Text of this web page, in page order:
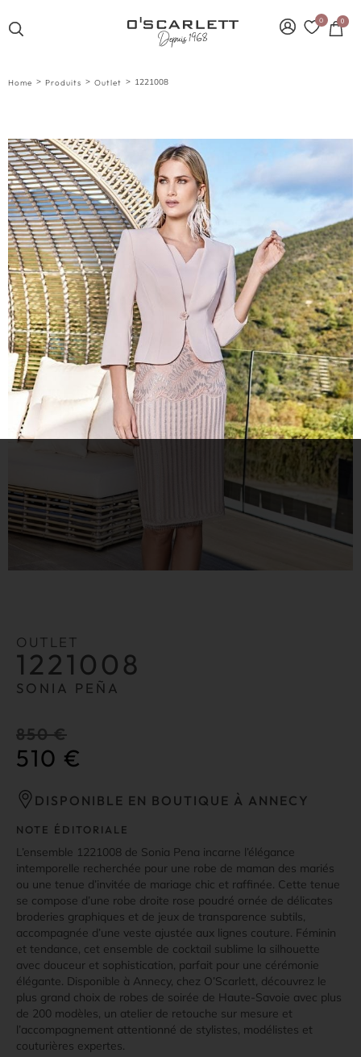
0 0
Home > Produits > Outlet > 1221008
OUTLET
1221008
SONIA PEÑA
850€
510 €
DISPONIBLE EN BOUTIQUE À ANNECY
NOTE ÉDITORIALE
L’ensemble 1221008 de Sonia Pena incarne l’élégance
intemporelle recherchée pour une robe de maman des mariés
ou une tenue d’invitée de mariage chic et raffinée. Cette tenue
se compose d’une robe droite rose poudré ornée de délicates
broderies graphiques et de jeux de transparence subtils,
accompagnée d’une veste ajustée aux lignes couture. Féminin
et tendance, cet ensemble de cocktail sublime la silhouette
avec douceur et sophistication, parfait pour une cérémonie
élégante. Disponible à Annecy, chez O’Scarlett, découvrez le
plus grand choix de robes de soirée de Haute-Savoie avec plus
de 200 modèles, un atelier de retouche sur mesure et
l’accompagnement attentionné de stylistes, modélistes et
couturières expertes.